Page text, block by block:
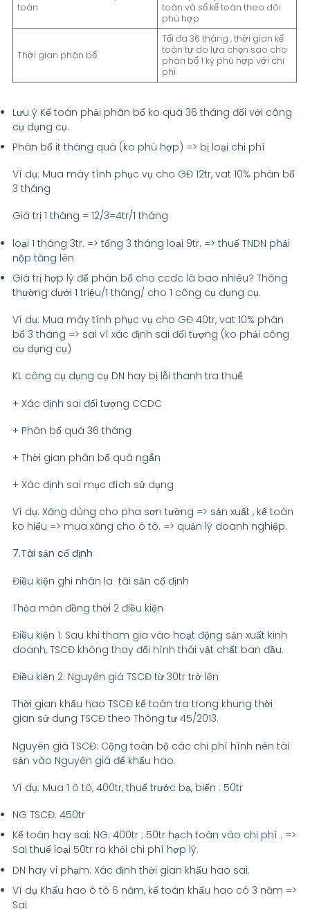
toán
toán và sổ kế toán theo dõi
phù hợp
Thời gian phân bổ
Tối đa 36 tháng , thời gian kế
toán tự do lựa chọn sao cho
phân bổ 1 kỳ phù hợp với chi
phí.
Lưu ý Kế toán phải phân bổ ko quá 36 tháng đối với công
cụ dụng cụ.
Phân bổ it tháng quá (ko phù hợp) => bị loại chi phí
Ví dụ: Mua máy tính phục vụ cho GĐ 12tr, vat 10% phân bổ
3 tháng
Giá trị 1 tháng = 12/3=4tr/1 tháng
loại 1 tháng 3tr. => tổng 3 tháng loại 9tr. => thuế TNDN phải
nộp tăng lên
Giá trị hợp lý để phân bổ cho ccdc là bao nhiêu? Thông
thường dưới 1 triệu/1 tháng/ cho 1 công cụ dụng cụ.
Ví dụ: Mua máy tính phục vụ cho GĐ 40tr, vat 10% phân
bổ 3 tháng => sai vì xác định sai đối tượng (ko phải công
cụ dụng cụ)
KL công cụ dụng cụ DN hay bị lỗi thanh tra thuế
+ Xác định sai đối tượng CCDC
+ Phân bổ quá 36 tháng
+ Thời gian phân bổ quá ngắn
+ Xác định sai mục đích sử dụng
Ví dụ: Xăng dùng cho pha sơn tường => sản xuất , kế toán
ko hiểu => mua xăng cho ô tô. => quản lý doanh nghiệp.
7.Tài sản cố định
Điều kiện ghi nhân la tài sản cố định
Thỏa mãn đồng thời 2 điều kiện
Điều kiện 1: Sau khi tham gia vào hoạt động sản xuất kinh
doanh, TSCĐ không thay đổi hình thái vật chất ban đầu.
Điều kiện 2: Nguyên giá TSCĐ từ 30tr trở lên
Thời gian khấu hao TSCĐ kế toán tra trong khung thời
gian sử dụng TSCĐ theo Thông tư 45/2013.
Nguyên giá TSCĐ: Cộng toàn bộ các chi phí hình nên tài
sản vào Nguyên giá để khấu hao.
Ví dụ: Mua 1 ô tô, 400tr, thuế trước bạ, biển : 50tr
NG TSCĐ: 450tr
Kế toán hay sai: NG: 400tr ; 50tr hạch toán vào chi phí . =>
Sai thuế loại 50tr ra khỏi chi phí hợp lý.
DN hay vi phạm: Xác định thời gian khấu hao sai.
Ví dụ Khấu hao ô tô 6 năm, kế toán khấu hao có 3 năm =>
Sai